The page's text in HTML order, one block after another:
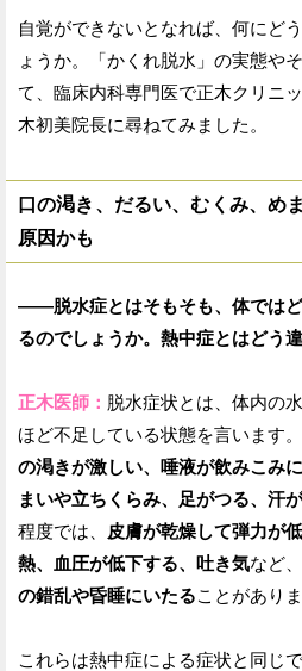
自覚ができないとなれば、何にど
ょうか。「かくれ脱水」の実態や
て、臨床内科専門医で正木クリニ
木初美院長に尋ねてみました。
口の渇き、だるい、むくみ、め
原因かも
——脱水症とはそもそも、体では
るのでしょうか。熱中症とはどう
正木医師： 脱水症状とは、体内の
ほど不足している状態を言います
の渇きが激しい、唾液が飲みこみ
まいや立ちくらみ、足がつる、汗
程度では、
皮膚が乾燥して弾力が
熱、血圧が低下する、吐き気など
の錯乱や昏睡にいたることがありま
これらは熱中症による症状と同じ